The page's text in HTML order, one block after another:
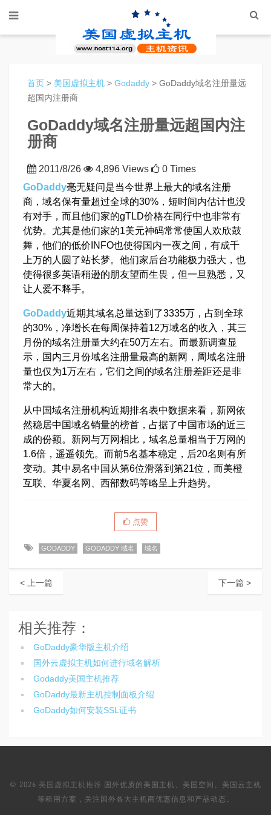
首页 > 美国虚拟主机 > Godaddy > GoDaddy域名注册量远
超国内注册商
GoDaddy域名注册量远超国内注
册商
2011/8/26 4,896 Views
0 Times
GoDaddy毫无疑问是当今世界上最大的域名注册
商，域名保有量超过全球的30%，短时间内估计也没
有对手，而且他们家的gTLD价格在同行中也非常有
优势。尤其是他们家的1美元神码常常使国人欢欣鼓
舞，他们的低价INFO也使得国内一夜之间，有成千
上万的人圆了站长梦。他们家后台功能极力强大，也
使得很多英语稍逊的朋友望而生畏，但一旦熟悉，又
让人爱不释手。
GoDaddy近期其域名总量达到了3335万，占到全球
的30%，净增长在每周保持着12万域名的收入，其三
月份的域名注册量大约在50万左右。而最新调查显
示，国内三月份域名注册量最高的新网，周域名注册
量也仅为1万左右，它们之间的域名注册差距还是非
常大的。
从中国域名注册机构近期排名表中数据来看，新网依
然稳居中国域名销量的榜首，占据了中国市场的近三
成的份额。新网与万网相比，域名总量相当于万网的
1.6倍，遥遥领先。而前5名基本稳定，后20名则有所
变动。其中易名中国从第6位滑落到第21位，而美橙
互联、华夏名网、西部数码等略呈上升趋势。
点赞
GODADDY GODADDY 域名 域名
< 上一篇 下一篇 >
相关推荐：
GoDaddy豪华版主机介绍
国外云虚拟主机如何进行域名解析
Godaddy美国主机推荐
GoDaddy最新主机控制面板介绍
GoDaddy如何安装SSL证书
© 2026 美国虚拟主机推荐 国外优质的美国主机、美国空间、美国云主机
等租用方案，关注国外各大主机商优惠信息和产品动态。